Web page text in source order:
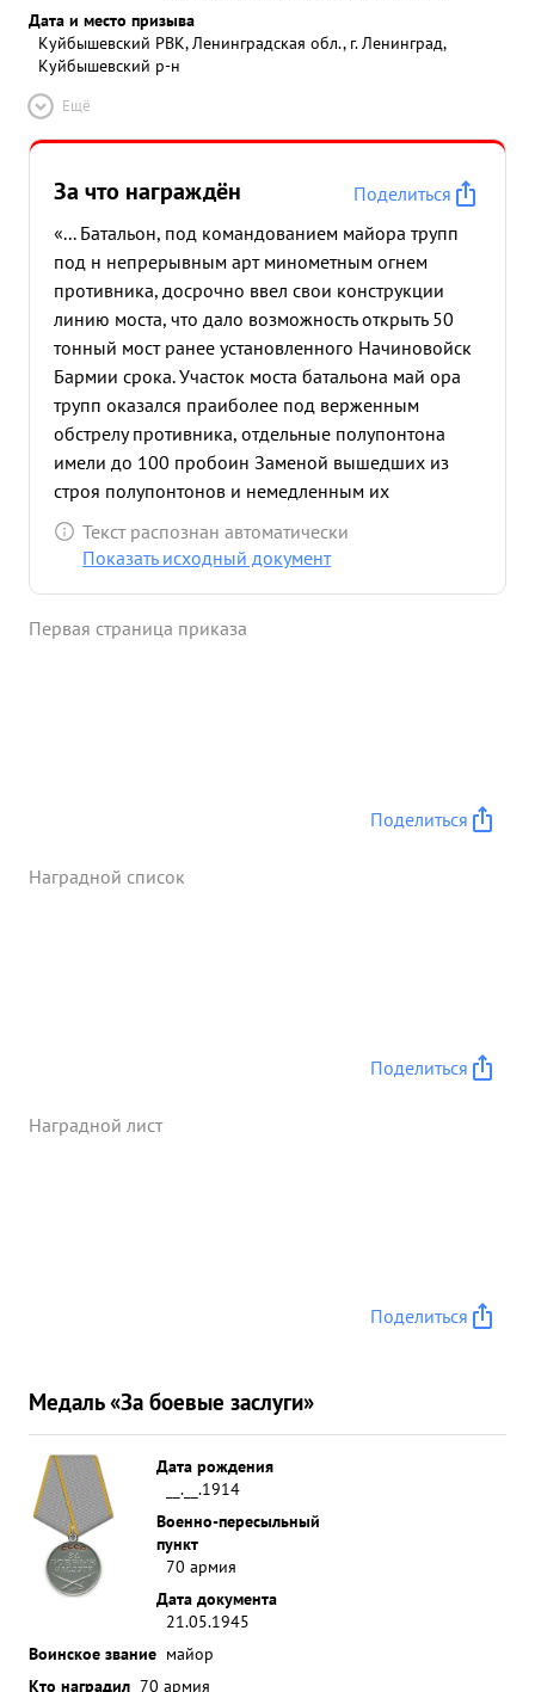
Дата и место призыва
Куйбышевский РВК, Ленинградская обл., г. Ленинград,
Куйбышевский р-н
Ещё
За что награждён
Поделиться
«... Батальон, под командованием майора трупп
под н непрерывным арт минометным огнем
противника, досрочно ввел свои конструкции
линию моста, что дало возможность открыть 50
тонный мост ранее установленного Начиновойск
Бармии срока. Участок моста батальона май ора
трупп оказался праиболее под верженным
обстрелу противника, отдельные полупонтона
имели до 100 пробоин Заменой вышедших из
строя полупонтонов и немедленным их
восстановлением, мосту сохранялась его
жизненность и военная техника, и грузы имели
ора трупп, дали сборке конструкции 16 втонного
Текст распознан автоматически
Показать исходный документ
Первая страница приказа
Поделиться
Наградной список
Поделиться
Наградной лист
Поделиться
Медаль «За боевые заслуги»
Дата рождения
__.__.1914
Военно-пересыльный
пункт
70 армия
Дата документа
21.05.1945
Воинское звание майор
Кто наградил 70 армия